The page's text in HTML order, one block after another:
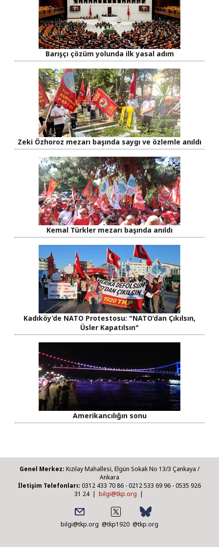
Barışçı çözüm yolunda ilk yasal adım
Zeki Özhoroz mezarı başında saygı ve özlemle anıldı
Kemal Türkler mezarı başında anıldı
Kadıköy’de NATO Protestosu: "NATO’dan Çıkılsın,
Üsler Kapatılsın"
Amerikancılığın sonu
Genel Merkez: Kızılay Mahallesi, Elgün Sokak No 13/3 Çankaya /
Ankara
İletişim Telefonları: 0312 433 70 86 - 0212 533 69 96 - 0535 926
31 24 | bilgi@tkp.org |
bilgi@tkp.org @tkp1920 @tkp.org